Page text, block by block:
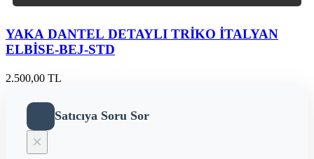
YAKA DANTEL DETAYLI TRİKO İTALYAN
ELBİSE-BEJ-STD
2.500,00 TL
Satıcıya Soru Sor
×